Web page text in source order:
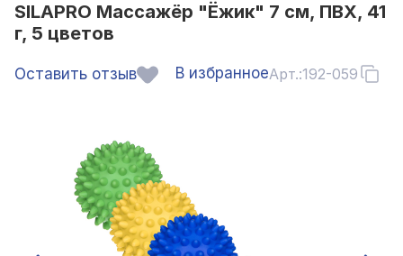
SILAPRO Массажёр "Ёжик" 7 см, ПВХ, 41
г, 5 цветов
Оставить отзыв В избранноеАрт.:192-059